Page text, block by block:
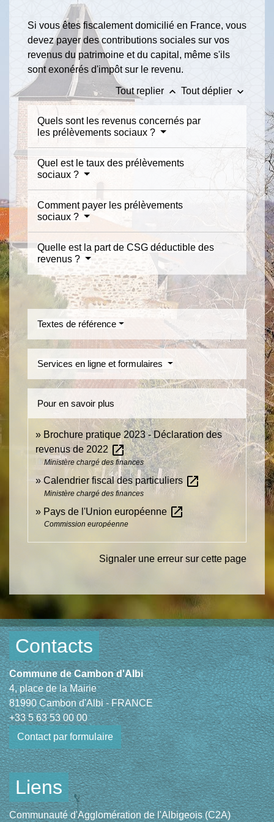
Si vous êtes fiscalement domicilié en France, vous
devez payer des contributions sociales sur vos
revenus du patrimoine et du capital, même s'ils
sont exonérés d'impôt sur le revenu.
Tout replier keyboard_arrow_up Tout déplier keyboard_arrow_down
Quels sont les revenus concernés par
les prélèvements sociaux ?
Quel est le taux des prélèvements
sociaux ?
Comment payer les prélèvements
sociaux ?
Quelle est la part de CSG déductible des
revenus ?
Textes de référence
Services en ligne et formulaires
Pour en savoir plus
Brochure pratique 2023 - Déclaration des
revenus de 2022 open_in_new
Ministère chargé des finances
Calendrier fiscal des particuliers open_in_new
Ministère chargé des finances
Pays de l'Union européenne open_in_new
Commission européenne
Signaler une erreur sur cette page
Contacts
Commune de Cambon d'Albi
4, place de la Mairie
81990 Cambon d'Albi - FRANCE
+33 5 63 53 00 00
Contact par formulaire
Liens
Communauté d'Agglomération de l'Albigeois (C2A)